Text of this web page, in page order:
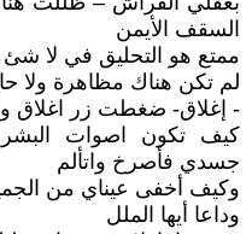
السقف الأيمن
ممتع هو التحليق في لا شئ
لم تكن هناك مظاهرة ولا
- إغلاق- ضغطت زر اغلاق
كيف تكون اصوات
جسدي فأصرخ واتألم
وكيف أخفى عيناي من
وداعا أيها الملل